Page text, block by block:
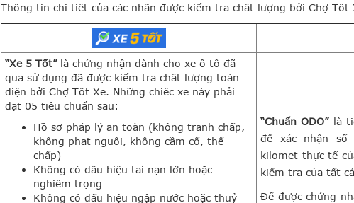
Thông tin chi tiết của các nhãn được kiểm tra chất lượng bởi Chợ Tốt
“Xe 5 Tốt”là chứng nhận dành cho xe ô tô đã
qua sử dụng đã được kiểm tra chất lượng toàn
diện bởi Chợ Tốt Xe. Những chiếc xe này phải
đạt 05 tiêu chuẩn sau:
Hồ sơ pháp lý an toàn (không tranh chấp,
không phạt nguội, không cầm cố, thế
chấp)
Không có dấu hiệu tai nạn lớn hoặc
nghiêm trọng
Không có dấu hiệu ngập nước hoặc thuỷ
“Chuẩn ODO”là
để xác nhận
kilomet thực tế
kiểm tra của tất
Để được chứng